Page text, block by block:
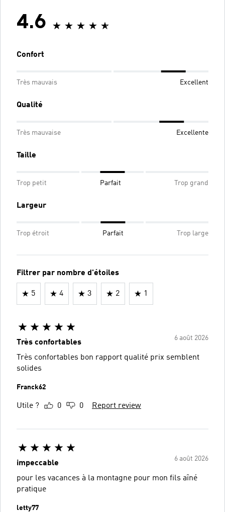
4.6
Confort
Très mauvais Excellent
Qualité
Très mauvaise Excellente
Taille
Trop petit Parfait Trop grand
Largeur
Trop étroit Parfait Trop large
Filtrer par nombre d'étoiles
5 4 3 2 1
6 août 2026
Très confortables
Très confortables bon rapport qualité prix semblent
solides
Franck62
Utile ? 0 0 Report review
6 août 2026
impeccable
pour les vacances à la montagne pour mon fils aîné
pratique
letty77